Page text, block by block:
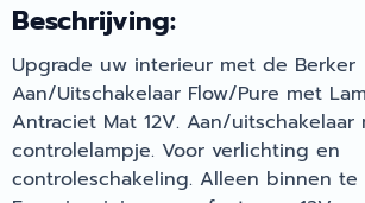
Beschrijving:
Upgrade uw interieur met de Berker
Aan/Uitschakelaar Flow/Pure met
Antraciet Mat 12V. Aan/uitschakelaar
controlelampje. Voor verlichting en
controleschakeling. Alleen binnen te